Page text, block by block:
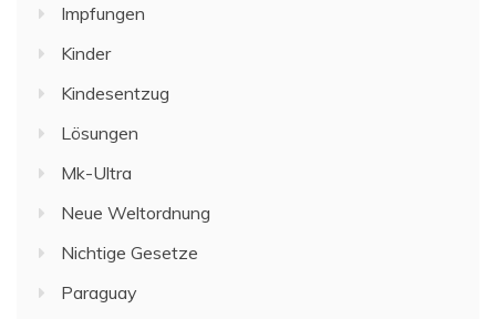
Impfungen
Kinder
Kindesentzug
Lösungen
Mk-Ultra
Neue Weltordnung
Nichtige Gesetze
Paraguay